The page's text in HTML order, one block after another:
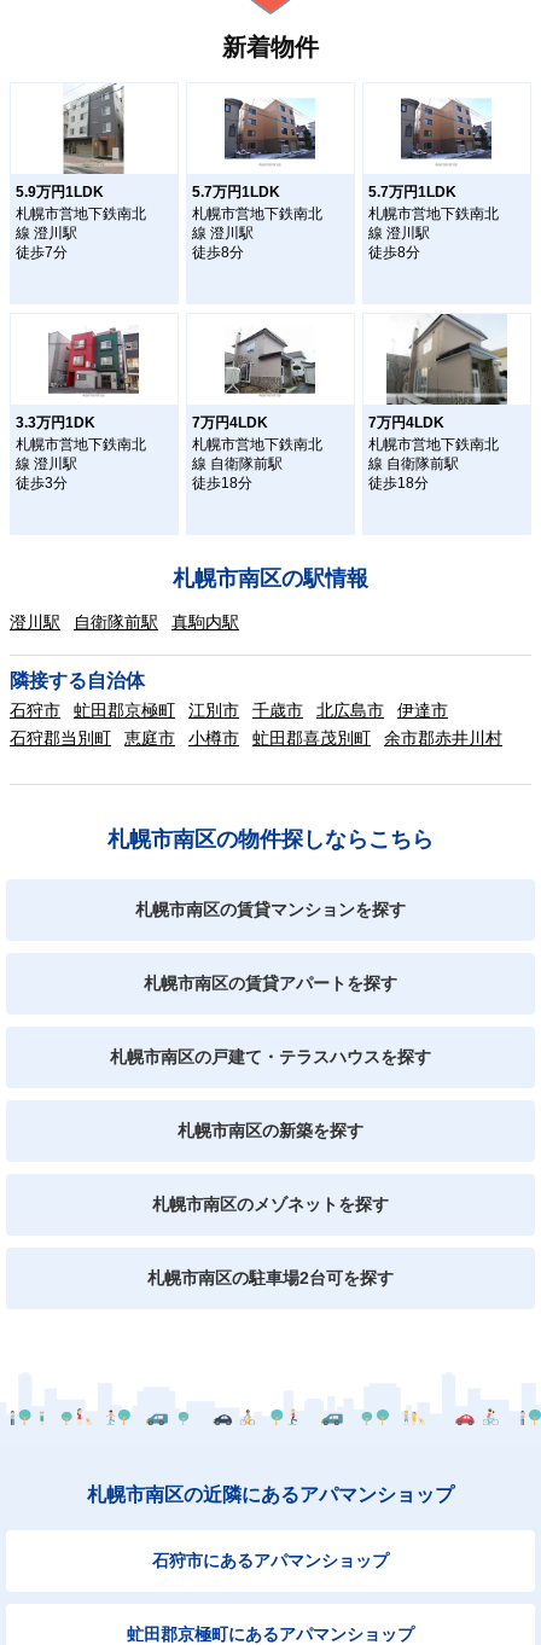
新着物件
5.9万円1LDK
札幌市営地下鉄南北
線 澄川駅
徒歩7分
5.7万円1LDK
札幌市営地下鉄南北
線 澄川駅
徒歩8分
5.7万円1LDK
札幌市営地下鉄南北
線 澄川駅
徒歩8分
3.3万円1DK
札幌市営地下鉄南北
線 澄川駅
徒歩3分
7万円4LDK
札幌市営地下鉄南北
線 自衛隊前駅
徒歩18分
7万円4LDK
札幌市営地下鉄南北
線 自衛隊前駅
徒歩18分
札幌市南区の駅情報
澄川駅 自衛隊前駅 真駒内駅
隣接する自治体
石狩市 虻田郡京極町 江別市 千歳市 北広島市
伊達市
石狩郡当別町
恵庭市 小樽市 虻田郡喜茂別町 余市郡赤井川村
札幌市南区の物件探しならこちら
札幌市南区の賃貸マンションを探す
札幌市南区の賃貸アパートを探す
札幌市南区の戸建て・テラスハウスを探す
札幌市南区の新築を探す
札幌市南区のメゾネットを探す
札幌市南区の駐車場2台可を探す
札幌市南区の近隣にあるアパマンショップ
石狩市にあるアパマンショップ
虻田郡京極町にあるアパマンショップ